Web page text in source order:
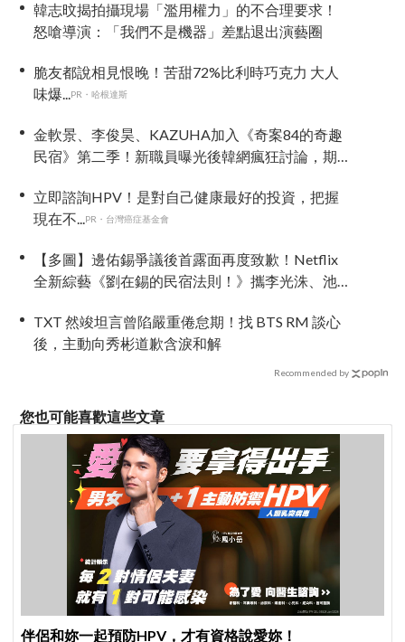
韓志旼揭拍攝現場「濫用權力」的不合理要求！
怒嗆導演：「我們不是機器」差點退出演藝圈
脆友都說相見恨晚！苦甜72%比利時巧克力 大人
味爆...PR・哈根達斯
金軟景、李俊昊、KAZUHA加入《奇案84的奇趣
民宿》第二季！新職員曝光後韓網瘋狂討論，期
立即諮詢HPV！是對自己健康最好的投資，把握
現在不...PR・台灣癌症基金會
【多圖】邊佑錫爭議後首露面再度致歉！Netflix
全新綜藝《劉在錫的民宿法則！》攜李光洙、池
TXT 然竣坦言曾陷嚴重倦怠期！找 BTS RM 談心
後，主動向秀彬道歉含淚和解
Recommended by
您也可能喜歡這些文章
伴侶和妳一起預防HPV，才有資格說愛妳！